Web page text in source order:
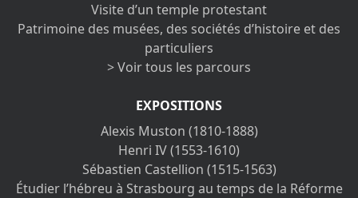
Visite d’un temple protestant
Patrimoine des musées, des sociétés d’histoire et des
particuliers
> Voir tous les parcours
EXPOSITIONS
Alexis Muston (1810-1888)
Henri IV (1553-1610)
Sébastien Castellion (1515-1563)
Étudier l’hébreu à Strasbourg au temps de la Réforme